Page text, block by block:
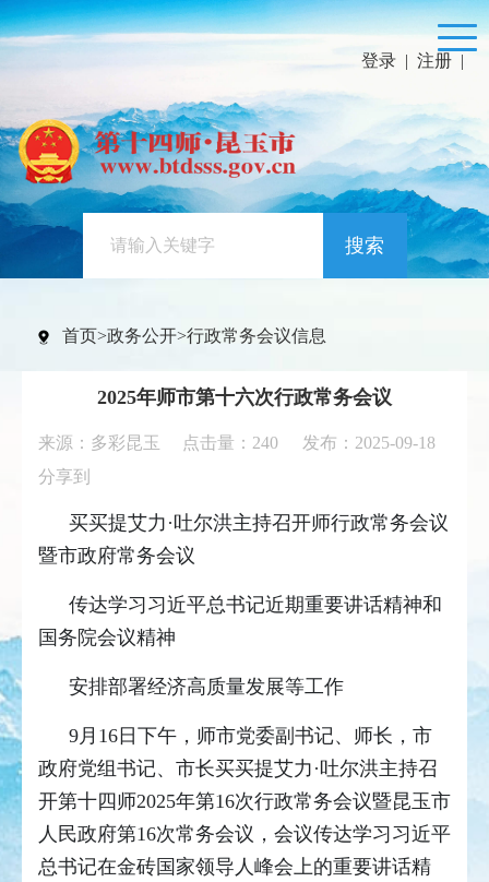
登录 | 注册 |
搜索
首页>政务公开>行政常务会议信息
2025年师市第十六次行政常务会议
来源：多彩昆玉 点击量： 240
发布：2025-09-18
分享到
买买提艾力·吐尔洪主持召开师行政常务会议
暨市政府常务会议
传达学习习近平总书记近期重要讲话精神和
国务院会议精神
安排部署经济高质量发展等工作
9月16日下午，师市党委副书记、师长，市
政府党组书记、市长买买提艾力·吐尔洪主持召
开第十四师2025年第16次行政常务会议暨昆玉市
人民政府第16次常务会议，会议传达学习习近平
总书记在金砖国家领导人峰会上的重要讲话精